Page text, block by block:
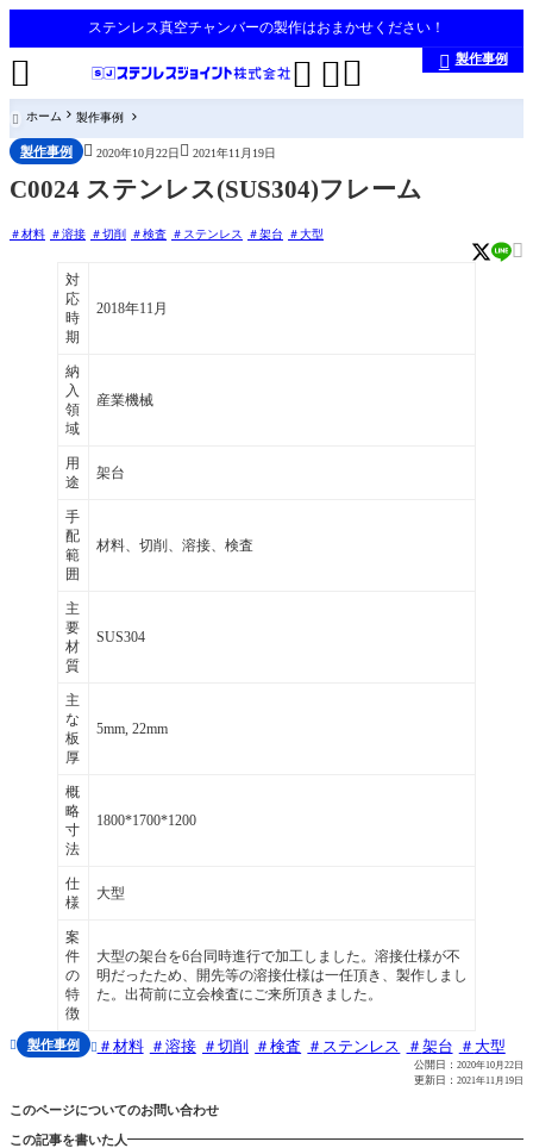
ステンレス真空チャンバーの製作はおまかせください！
 
  製作事例
 ホーム 製作事例
製作事例  2020年10月22日  2021年11月19日
C0024 ステンレス(SUS304)フレーム
材料 溶接 切削 検査 ステンレス 架台 大型

対
応
時
期
2018年11月
納
入
領
域
産業機械
用
途
架台
手
配
範
囲
材料、切削、溶接、検査
主
要
材
質
SUS304
主
な
板
厚
5mm, 22mm
概
略
寸
法
1800*1700*1200
仕
様
大型
案
件
の
特
徴
大型の架台を6台同時進行で加工しました。溶接仕様が不
明だったため、開先等の溶接仕様は一任頂き、製作しまし
た。出荷前に立会検査にご来所頂きました。
 製作事例  材料 溶接 切削 検査 ステンレス 架台 大型
公開日： 2020年10月22日
更新日： 2021年11月19日
このページについてのお問い合わせ
この記事を書いた人